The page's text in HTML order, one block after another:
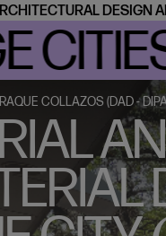
DESIGN
COLLAZOS (DAD -